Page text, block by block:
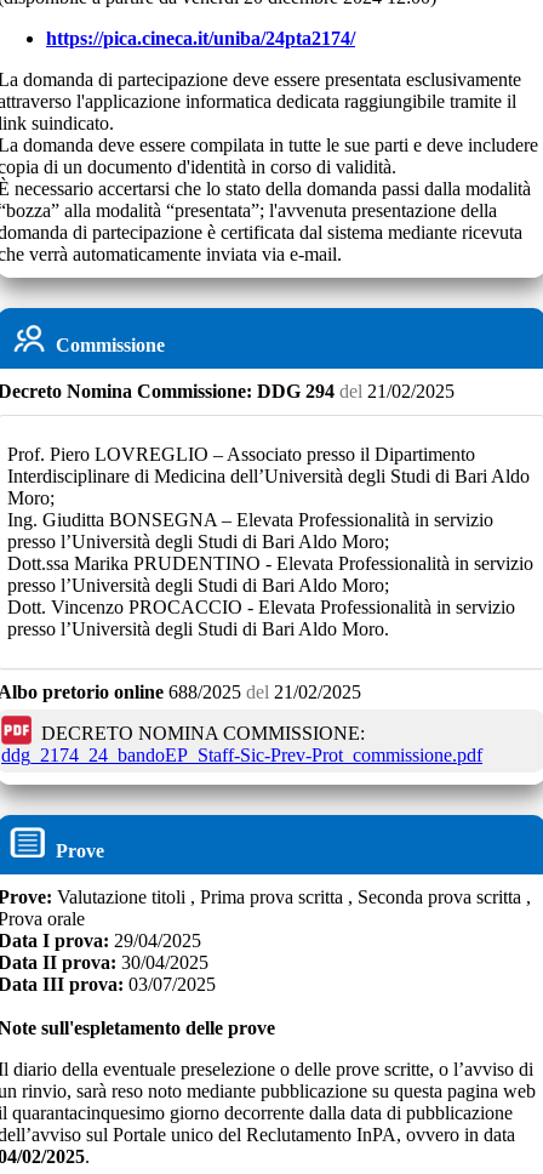
https://pica.cineca.it/uniba/24pta2174/
domanda di partecipazione deve essere presentata esclusivamente
l'applicazione informatica dedicata raggiungibile tramite il
suindicato.
domanda deve essere compilata in tutte le sue parti e deve includere
di un documento d'identità in corso di validità.
necessario accertarsi che lo stato della domanda passi dalla modalità
alla modalità “presentata”; l'avvenuta presentazione della
di partecipazione è certificata dal sistema mediante ricevuta
verrà automaticamente inviata via e-mail.
Commissione
Nomina Commissione: DDG 294 del 21/02/2025
Prof. Piero LOVREGLIO – Associato presso il Dipartimento
Interdisciplinare di Medicina dell’Università degli Studi di Bari Aldo
Moro;
Ing. Giuditta BONSEGNA – Elevata Professionalità in servizio
presso l’Università degli Studi di Bari Aldo Moro;
Dott.ssa Marika PRUDENTINO - Elevata Professionalità in servizio
presso l’Università degli Studi di Bari Aldo Moro;
Dott. Vincenzo PROCACCIO - Elevata Professionalità in servizio
presso l’Università degli Studi di Bari Aldo Moro.
pretorio online 688/2025 del 21/02/2025
DECRETO NOMINA COMMISSIONE:
ddg_2174_24_bandoEP_Staff-Sic-Prev-Prot_commissione.pdf
Prove
Valutazione titoli , Prima prova scritta , Seconda prova scritta ,
orale
I prova: 29/04/2025
II prova: 30/04/2025
III prova: 03/07/2025
sull'espletamento delle prove
diario della eventuale preselezione o delle prove scritte, o l’avviso di
rinvio, sarà reso noto mediante pubblicazione su questa pagina web
quarantacinquesimo giorno decorrente dalla data di pubblicazione
sul Portale unico del Reclutamento InPA, ovvero in data
/02/2025.